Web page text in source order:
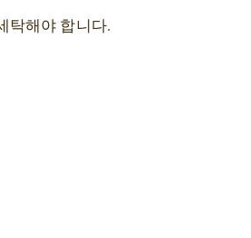
탁해야 합니다.